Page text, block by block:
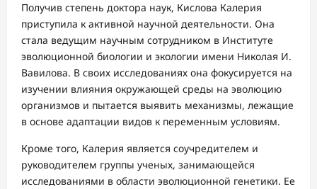
Получив степень доктора наук, Кислова Калерия
приступила к активной научной деятельности. Она
стала ведущим научным сотрудником в Институте
эволюционной биологии и экологии имени Николая И.
Вавилова. В своих исследованиях она фокусируется на
изучении влияния окружающей среды на эволюцию
организмов и пытается выявить механизмы, лежащие
в основе адаптации видов к переменным условиям.
Кроме того, Калерия является соучредителем и
руководителем группы ученых, занимающейся
исследованиями в области эволюционной генетики. Ее